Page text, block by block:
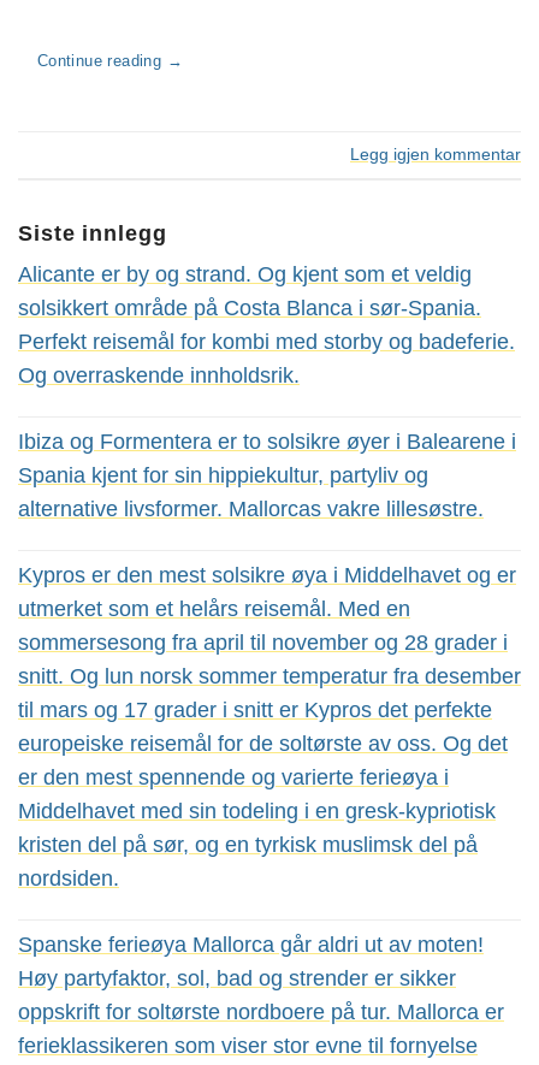
Continue reading →
Legg igjen kommentar
Siste innlegg
Alicante er by og strand. Og kjent som et veldig
solsikkert område på Costa Blanca i sør-Spania.
Perfekt reisemål for kombi med storby og badeferie.
Og overraskende innholdsrik.
Ibiza og Formentera er to solsikre øyer i Balearene i
Spania kjent for sin hippiekultur, partyliv og
alternative livsformer. Mallorcas vakre lillesøstre.
Kypros er den mest solsikre øya i Middelhavet og er
utmerket som et helårs reisemål. Med en
sommersesong fra april til november og 28 grader i
snitt. Og lun norsk sommer temperatur fra desember
til mars og 17 grader i snitt er Kypros det perfekte
europeiske reisemål for de soltørste av oss. Og det
er den mest spennende og varierte ferieøya i
Middelhavet med sin todeling i en gresk-kypriotisk
kristen del på sør, og en tyrkisk muslimsk del på
nordsiden.
Spanske ferieøya Mallorca går aldri ut av moten!
Høy partyfaktor, sol, bad og strender er sikker
oppskrift for soltørste nordboere på tur. Mallorca er
ferieklassikeren som viser stor evne til fornyelse